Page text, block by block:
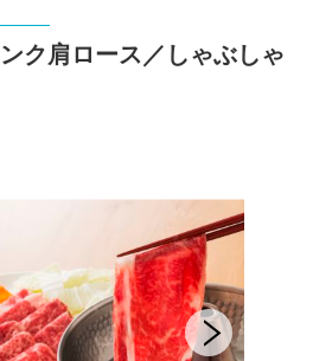
ク肩ロース／しゃぶしゃ